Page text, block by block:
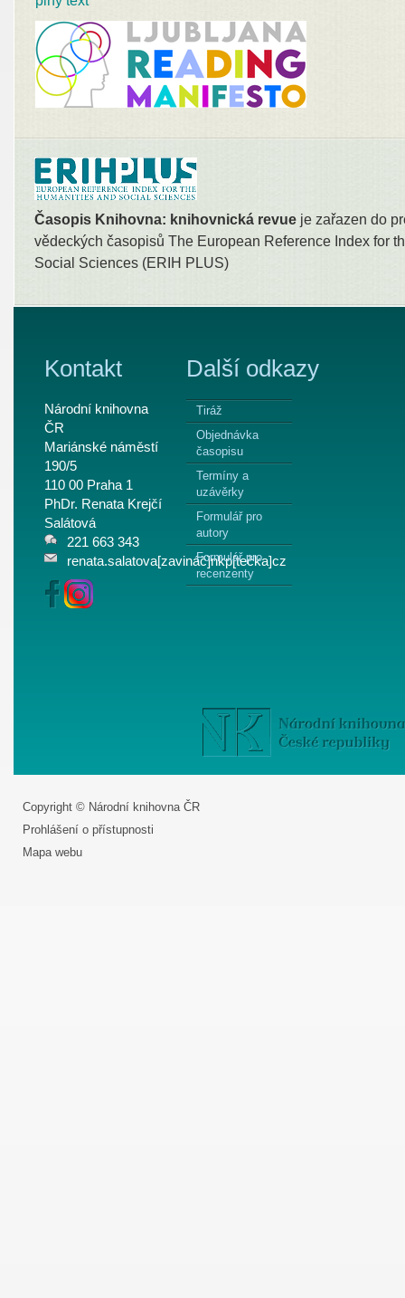
Časopis Knihovna: knihovnická revue je zařazen do
vědeckých časopisů The European Reference Index for
Social Sciences (ERIH PLUS)
Kontakt
Národní knihovna
ČR
Mariánské náměstí
190/5
110 00 Praha 1
PhDr. Renata Krejčí
Salátová
221 663 343
renata.salatova[zavináč]nkp[tečka]cz
Další odkazy
Tiráž
Objednávka
časopisu
Termíny a
uzávěrky
Formulář pro
autory
Formulář pro
recenzenty
Copyright © Národní knihovna ČR
Prohlášení o přístupnosti
Mapa webu